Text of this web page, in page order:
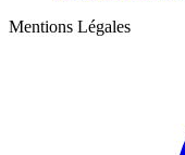
Mentions Légales